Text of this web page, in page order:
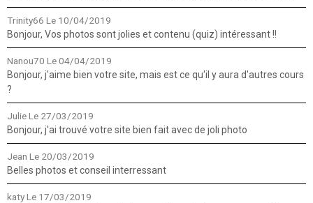
Trinity66 Le 10/04/2019
Bonjour, Vos photos sont jolies et contenu (quiz) intéressant !!
Nanou70 Le 04/04/2019
Bonjour, j'aime bien votre site, mais est ce qu'il y aura d'autres cours
?
JulieLe 27/03/2019
Bonjour, j'ai trouvé votre site bien fait avec de joli photo
Jean Le 20/03/2019
Belles photos et conseil interressant
katyLe 17/03/2019